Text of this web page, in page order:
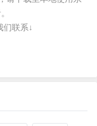
们联系↓